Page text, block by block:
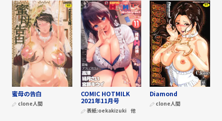
蜜母の告白
clone人間
COMIC HOTMILK
2021年11月号
表紙:oekakizuki 他
Diamond
clone人間